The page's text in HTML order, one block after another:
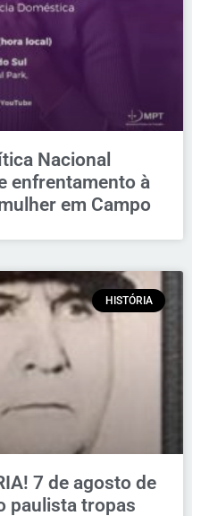
Nacional
enfrentamento à
em Campo
HISTÓRIA
7 de agosto de
paulista tropas